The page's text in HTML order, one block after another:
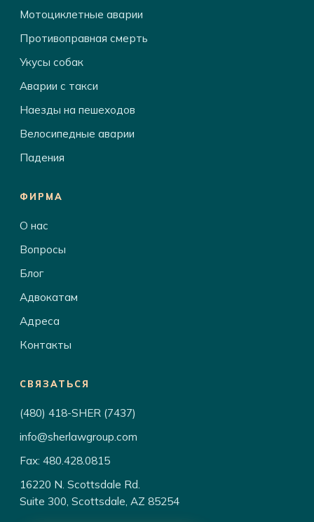
Мотоциклетные аварии
Противоправная смерть
Укусы собак
Аварии с такси
Наезды на пешеходов
Велосипедные аварии
Падения
ФИРМА
О нас
Вопросы
Блог
Адвокатам
Адреса
Контакты
СВЯЗАТЬСЯ
(480) 418-SHER (7437)
info@sherlawgroup.com
Fax: 480.428.0815
16220 N. Scottsdale Rd.
Suite 300, Scottsdale, AZ 85254